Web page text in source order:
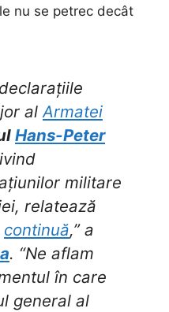
nu se petrec decât
alArmatei
Hans-Peter
militare
relatează
continuă,” a
. “Ne aflam
în care
general al